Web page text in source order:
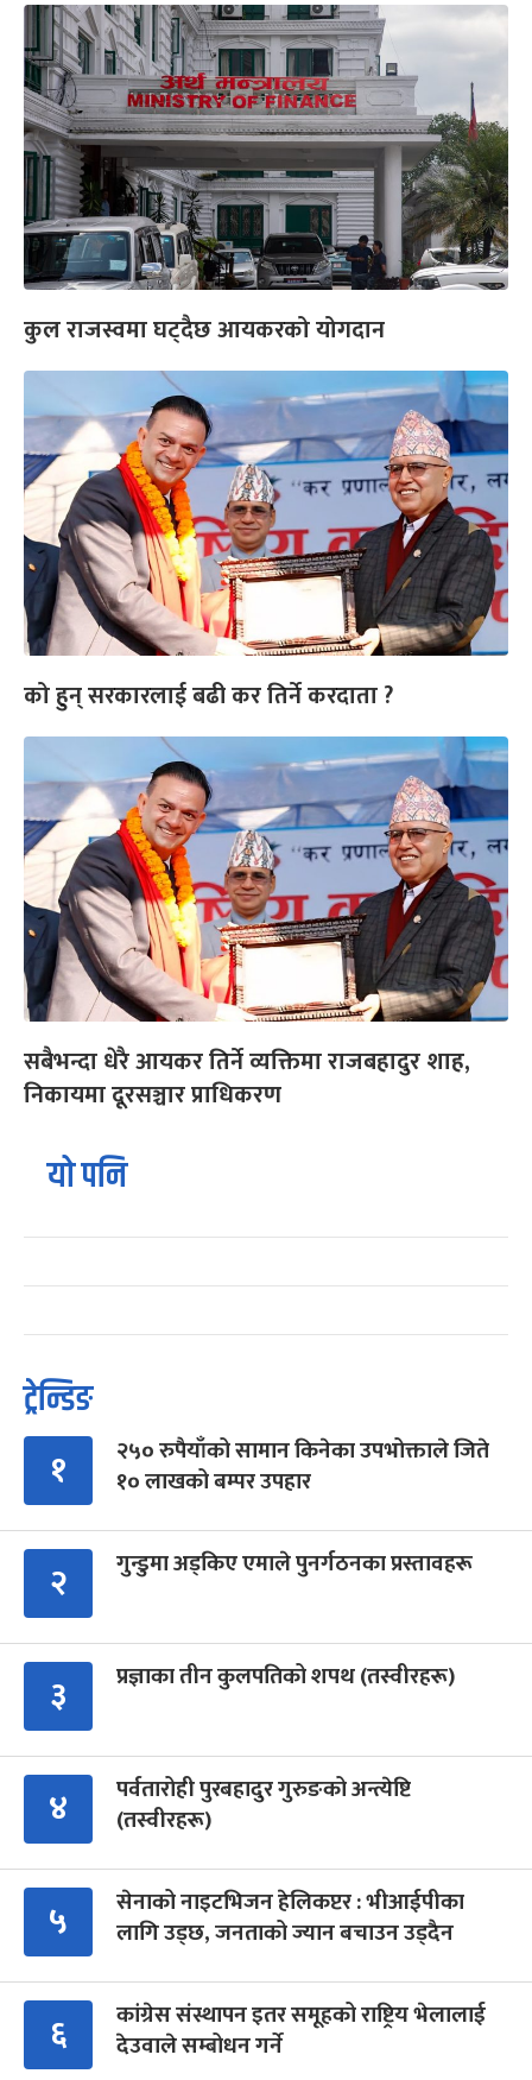
कुल राजस्वमा घट्दैछ आयकरको योगदान
को हुन् सरकारलाई बढी कर तिर्ने करदाता ?
सबैभन्दा धेरै आयकर तिर्ने व्यक्तिमा राजबहादुर शाह,
निकायमा दूरसञ्चार प्राधिकरण
यो पनि
ट्रेन्डिङ
१
२५० रुपैयाँको सामान किनेका उपभोक्ताले जिते
१० लाखको बम्पर उपहार
२ गुन्डुमा अड्किए एमाले पुनर्गठनका प्रस्तावहरू
३ प्रज्ञाका तीन कुलपतिको शपथ (तस्वीरहरू)
४
पर्वतारोही पुरबहादुर गुरुङको अन्त्येष्टि
(तस्वीरहरू)
५
सेनाको नाइटभिजन हेलिकप्टर : भीआईपीका
लागि उड्छ, जनताको ज्यान बचाउन उड्दैन
६
कांग्रेस संस्थापन इतर समूहको राष्ट्रिय भेलालाई
देउवाले सम्बोधन गर्ने